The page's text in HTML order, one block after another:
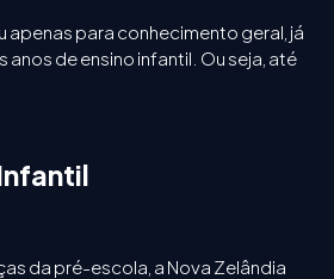
apenas para conhecimento geral, já
anos de ensino infantil. Ou seja, até
da pré-escola, a Nova Zelândia